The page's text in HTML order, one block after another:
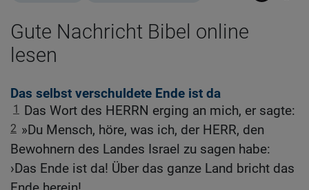
Gute Nachricht Bibel online
lesen
Das selbst verschuldete Ende ist da
1 Das Wort des HERRN erging an mich, er sagte:
2 »Du Mensch, höre, was ich, der HERR, den
Bewohnern des Landes Israel zu sagen habe:
›Das Ende ist da! Über das ganze Land bricht das